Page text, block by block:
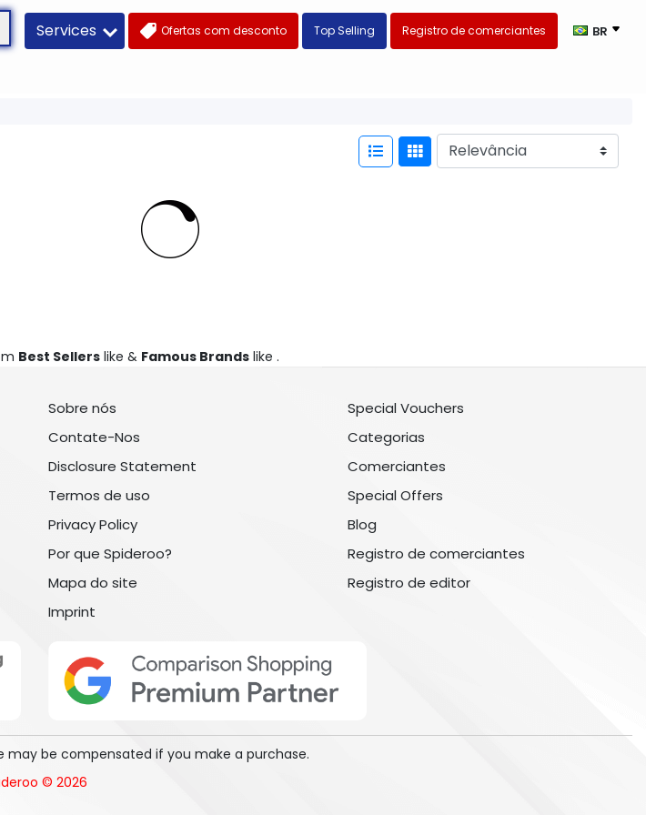
Services Ofertas com desconto Top Selling Registro de comerciantes BR
Best Sellers like & Famous Brands like .
Sobre nós
Contate-Nos
Disclosure Statement
Termos de uso
Privacy Policy
Por que Spideroo?
Mapa do site
Imprint
Special Vouchers
Categorias
Comerciantes
Special Offers
Blog
Registro de comerciantes
Registro de editor
may be compensated if you make a purchase.
© 2026